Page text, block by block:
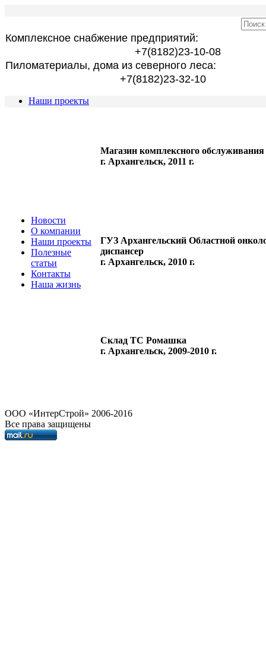
Комплексное снабжение предприятий:
+7(8182)23-10-08
Пиломатериалы, дома из северного леса:
+7(8182)23-32-10
Наши проекты
Новости
О компании
Наши проекты
Полезные
статьи
Контакты
Наша жизнь
Магазин комплексного
г. Архангельск, 2011 г.
ГУЗ Архангельский Областной
диспансер
г. Архангельск, 2010 г.
Склад ТС Ромашка
г. Архангельск, 2009-2010 г.
OOO «ИнтерСтрой» 2006-2016
Все права защищены